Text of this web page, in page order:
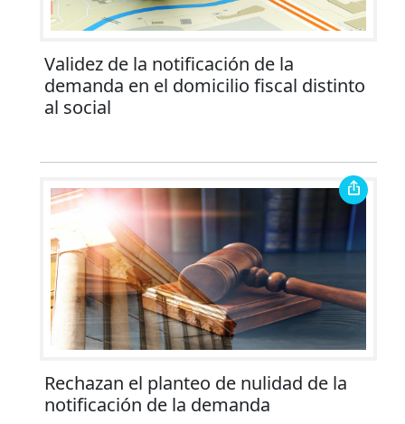
Validez de la notificación de la
demanda en el domicilio fiscal distinto
al social
Rechazan el planteo de nulidad de la
notificación de la demanda